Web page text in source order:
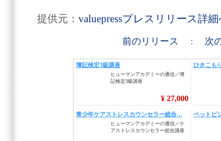
提供元： valuepressプレスリリース詳
前のリリース : 次